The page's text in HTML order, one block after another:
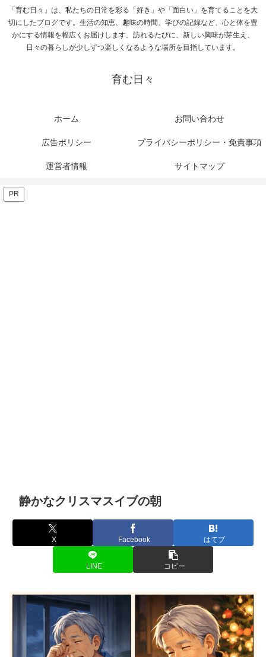
「育む日々」は、私たちの日常を彩る「好き」や「面白い」を育てることを大
切にしたブログです。生活の知恵、趣味の時間、学びの記録など、心と体を豊
かにする情報を幅広くお届けします。訪れるたびに、新しい興味が芽生え、
日々の暮らしが少しずつ楽しくなるような場所を目指しています。
育む日々
ホーム お問い合わせ
広告ポリシー プライバシーポリシー・免責事項
運営者情報 サイトマップ
PR
静かなクリスマスイブの朝
X Facebook はてブ
LINE コピー